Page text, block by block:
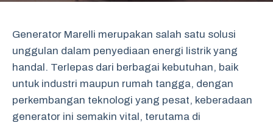
Generator Marelli merupakan salah satu solusi
unggulan dalam penyediaan energi listrik yang
handal. Terlepas dari berbagai kebutuhan, baik
untuk industri maupun rumah tangga, dengan
perkembangan teknologi yang pesat, keberadaan
generator ini semakin vital, terutama di